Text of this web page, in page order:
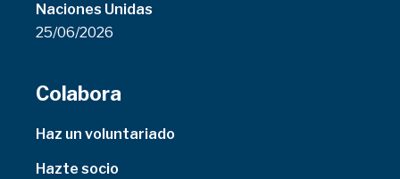
Naciones Unidas
25/06/2026
Colabora
Haz un voluntariado
Hazte socio